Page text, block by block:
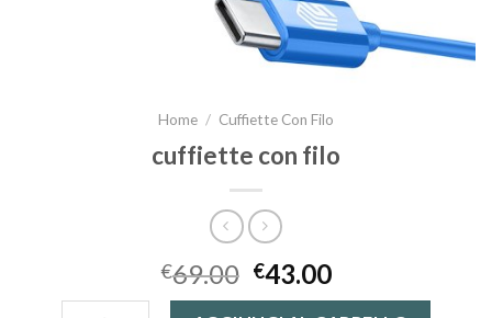
Home / Cuffiette Con Filo
cuffiette con filo
€69.00 €43.00